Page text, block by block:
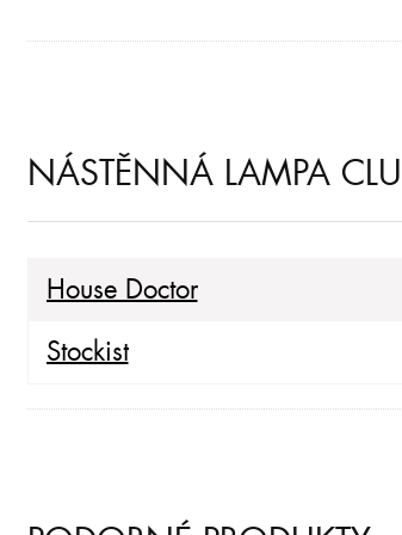
NÁSTĚNNÁ LAMPA
House Doctor
Stockist